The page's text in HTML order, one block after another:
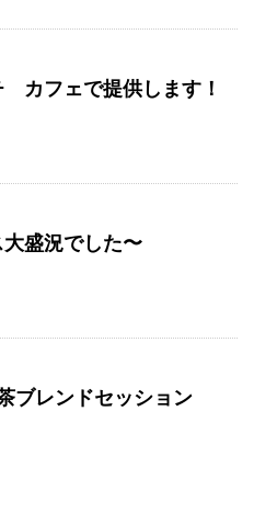
カフェで提供します！
盛況でした〜
ブレンドセッション